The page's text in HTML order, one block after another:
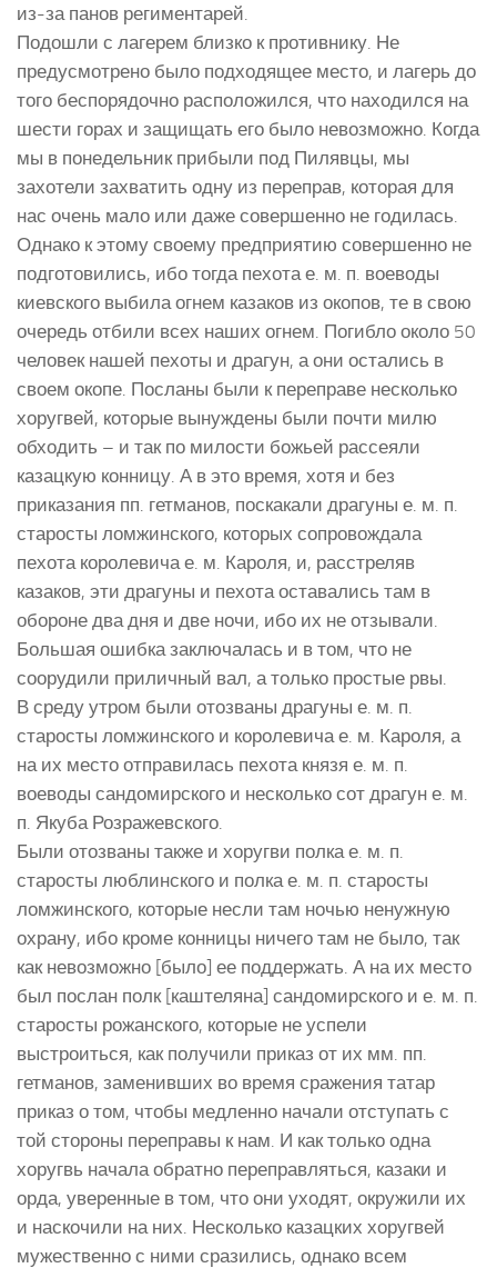
из-за панов региментарей.
Подошли с лагерем близко к противнику. Не
предусмотрено было подходящее место, и лагерь до
того беспорядочно расположился, что находился на
шести горах и защищать его было невозможно. Когда
мы в понедельник прибыли под Пилявцы, мы
захотели захватить одну из переправ, которая для
нас очень мало или даже совершенно не годилась.
Однако к этому своему предприятию совершенно не
подготовились, ибо тогда пехота е. м. п. воеводы
киевского выбила огнем казаков из окопов, те в свою
очередь отбили всех наших огнем. Погибло около 50
человек нашей пехоты и драгун, а они остались в
своем окопе. Посланы были к переправе несколько
хоругвей, которые вынуждены были почти милю
обходить – и так по милости божьей рассеяли
казацкую конницу. А в это время, хотя и без
приказания пп. гетманов, поскакали драгуны е. м. п.
старосты ломжинского, которых сопровождала
пехота королевича е. м. Кароля, и, расстреляв
казаков, эти драгуны и пехота оставались там в
обороне два дня и две ночи, ибо их не отзывали.
Большая ошибка заключалась и в том, что не
соорудили приличный вал, а только простые рвы.
В среду утром были отозваны драгуны е. м. п.
старосты ломжинского и королевича е. м. Кароля, а
на их место отправилась пехота князя е. м. п.
воеводы сандомирского и несколько сот драгун е. м.
п. Якуба Розражевского.
Были отозваны также и хоругви полка е. м. п.
старосты люблинского и полка е. м. п. старосты
ломжинского, которые несли там ночью ненужную
охрану, ибо кроме конницы ничего там не было, так
как невозможно [было] ее поддержать. А на их место
был послан полк [каштеляна] сандомирского и е. м. п.
старосты рожанского, которые не успели
выстроиться, как получили приказ от их мм. пп.
гетманов, заменивших во время сражения татар
приказ о том, чтобы медленно начали отступать с
той стороны переправы к нам. И как только одна
хоругвь начала обратно переправляться, казаки и
орда, уверенные в том, что они уходят, окружили их
и наскочили на них. Несколько казацких хоругвей
мужественно с ними сразились, однако всем